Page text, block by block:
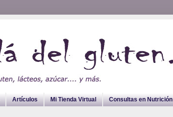
Artículos Mi Tienda Virtual Consultas en Nutrición